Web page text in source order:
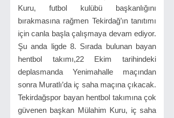
Kuru, futbol kulübü başkanlığını
bırakmasına rağmen Tekirdağ’ın tanıtımı
için canla başla çalışmaya devam ediyor.
Şu anda ligde 8. Sırada bulunan bayan
hentbol takımı,22 Ekim tarihindeki
deplasmanda Yenimahalle maçından
sonra Muratlı’da iç saha maçına çıkacak.
Tekirdağspor bayan hentbol takımına çok
güvenen başkan Mülahim Kuru, iç saha